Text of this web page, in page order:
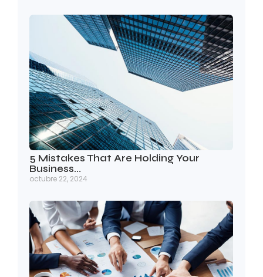
5 Mistakes That Are Holding Your
Business…
octubre 22, 2024